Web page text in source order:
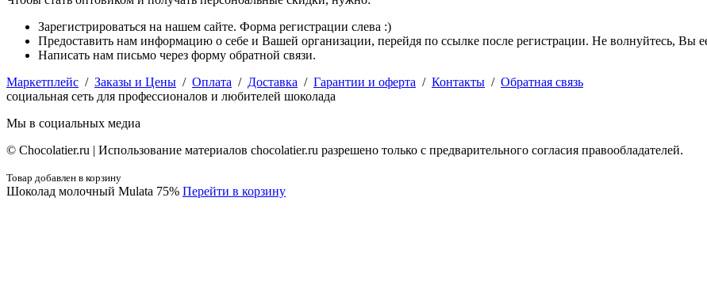
Зарегистрироваться на нашем сайте. Форма регистрации слева :)
Предоставить нам информацию о себе и Вашей организации, перейдя по ссылке после регистрации. Не волнуйтесь, Вы
Написать нам письмо через форму обратной связи.
Маркетплейс / Заказы и Цены / Оплата / Доставка / Гарантии и оферта / Контакты / Обратная связь
социальная сеть для профессионалов и любителей шоколада
Мы в социальных медиа
© Сhocolatier.ru | Использование материалов chocolatier.ru разрешено только с предварительного согласия правообладателей.
Товар добавлен в корзину
Шоколад молочный Mulata 75% Перейти в корзину